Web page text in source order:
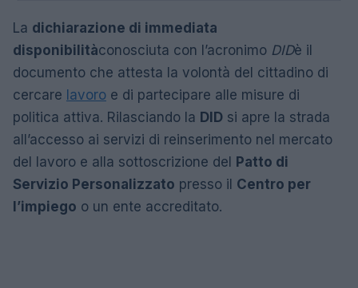
La dichiarazione di immediata
disponibilitàconosciuta con l’acronimo DIDè il
documento che attesta la volontà del cittadino di
cercare lavoro e di partecipare alle misure di
politica attiva. Rilasciando la DID si apre la strada
all’accesso ai servizi di reinserimento nel mercato
del lavoro e alla sottoscrizione del
Patto di
Servizio Personalizzato presso il Centro per
l’impiego o un ente accreditato.